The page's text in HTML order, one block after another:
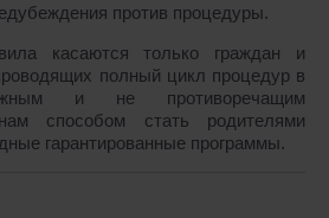
против процедуры.
касаются только граждан и
полный цикл процедур в
и не противоречащим
способом стать родителями
гарантированные программы.